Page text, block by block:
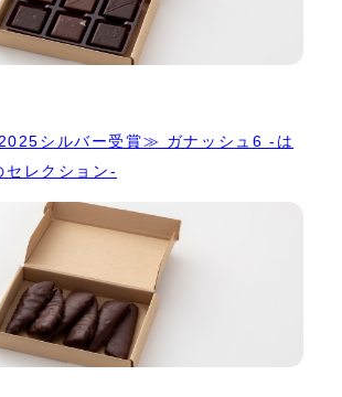
シルバー受賞≫ ガナッシュ6 -は
セレクション-